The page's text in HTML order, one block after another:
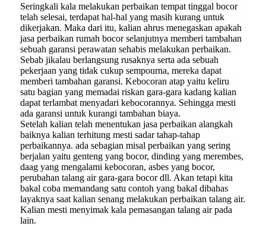
Seringkali kala melakukan perbaikan tempat tinggal bocor
telah selesai, terdapat hal-hal yang masih kurang untuk
dikerjakan. Maka dari itu, kalian ahrus menegaskan apakah
jasa perbaikan rumah bocor selanjutnya memberi tambahan
sebuah garansi perawatan sehabis melakukan perbaikan.
Sebab jikalau berlangsung rusaknya serta ada sebuah
pekerjaan yang tidak cukup sempourna, mereka dapat
memberi tambahan garansi. Kebocoran atap yaitu keliru
satu bagian yang memadai riskan gara-gara kadang kalian
dapat terlambat menyadari kebocorannya. Sehingga mesti
ada garansi untuk kurangi tambahan biaya.
Setelah kalian telah menentukan jasa perbaikan alangkah
baiknya kalian terhitung mesti sadar tahap-tahap
perbaikannya. ada sebagian misal perbaikan yang sering
berjalan yaitu genteng yang bocor, dinding yang merembes,
daag yang mengalami kebocoran, asbes yang bocor,
perubahan talang air gara-gara bocor dll. Akan tetapi kita
bakal coba memandang satu contoh yang bakal dibahas
layaknya saat kalian senang melakukan perbaikan talang air.
Kalian mesti menyimak kala pemasangan talang air pada
lain.